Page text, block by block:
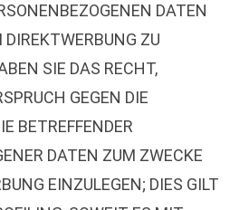
DATEN
DIREKTWERBUNG ZU
SIE DAS RECHT,
GEGEN DIE
BETREFFENDER
DATEN ZUM ZWECKE
EINZULEGEN; DIES GILT